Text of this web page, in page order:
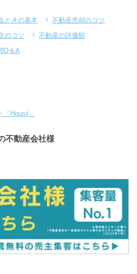
ときの基本
不動産売却のコツ
のコツ
不動産の評価額
Q＆A
Housii」
不動産会社様